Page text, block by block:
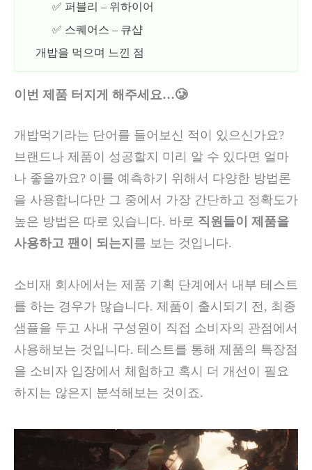
✅ 퍼블리 – 위하이어
✅ 스퀘어스 – 큐샵
개밥을 먹으며 느낀 점
이번 제품 터지게 해주세요…🥲
개밥먹기라는 단어를 들어보신 적이 있으신가요?
브랜드나 제품이 성공할지 미리 알 수 있다면 얼마
나 좋을까요? 이를 예측하기 위해서 다양한 방법론
을 사용합니다만 그 중에서 가장 간단하고 정확도가
높은 방법은 따로 있습니다. 바로 직원들이 제품을
사용하고 팬이 되는지 를 보는 것입니다.
소비재 회사에서는 제품 기획 단계에서 내부 테스트
를 하는 경우가 많습니다. 제품이 출시되기 전, 최종
샘플을 두고 사내 구성원이 직접 소비자의 관점에서
사용해보는 것입니다. 테스트를 통해 제품의 특장점
을 소비자 입장에서 체험하고 혹시 더 개선이 필요
하지는 않은지 분석해보는 것이죠.